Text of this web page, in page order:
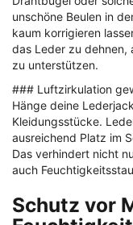
unschöne Beulen in
kaum korrigieren
das Leder zu dehnen,
zu unterstützen.
### Luftzirkulation
Hänge deine
Kleidungsstücke.
ausreichend Platz im
Das verhindert nicht
auch
Schutz vor